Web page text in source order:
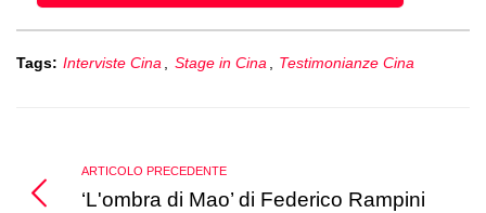
Tags: Interviste Cina , Stage in Cina , Testimonianze Cina
ARTICOLO PRECEDENTE
‘L'ombra di Mao’ di Federico Rampini